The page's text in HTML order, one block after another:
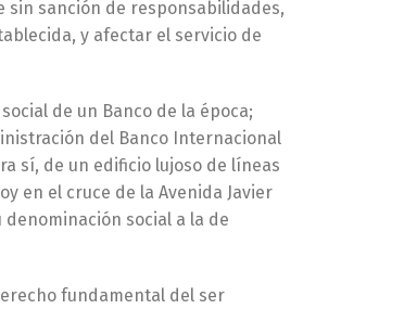
sin sanción de responsabilidades,
y afectar el servicio de
de un Banco de la época;
del Banco Internacional
sí, de un edificio lujoso de líneas
en el cruce de la Avenida Javier
social a la de
fundamental del ser